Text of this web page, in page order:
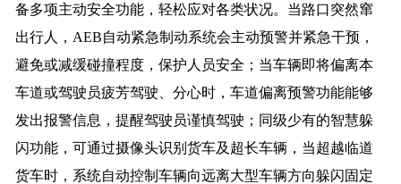
备多项主动安全功能，轻松应对各类状况。当路口突然窜
出行人，AEB自动紧急制动系统会主动预警并紧急干预，
避免或减缓碰撞程度，保护人员安全；当车辆即将偏离本
车道或驾驶员疲芳驾驶、分心时，车道偏离预警功能能够
发出报警信息，提醒驾驶员谨慎驾驶；同级少有的智慧躲
闪功能，可通过摄像头识别货车及超长车辆，当超越临道
货车时，系统自动控制车辆向远离大型车辆方向躲闪固定